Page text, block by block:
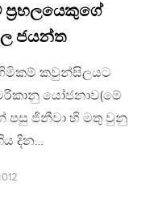
ජයන්ත
කවුන්සිලයට
යෝජනාව(මේ
පසු ජිනීවා හි මතු වුනු
දින…